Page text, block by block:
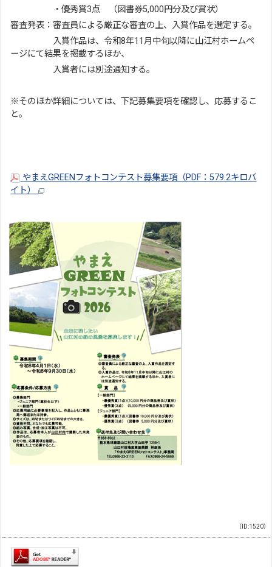
・優秀賞3点 （図書券5,000円分及び賞状）
審査発表：審査員による厳正な審査の上、入賞作品を選定する。
入賞作品は、令和8年11月中旬以降に山江村ホームペ
ージにて結果を掲載するほか、
入賞者には別途通知する。
※そのほか詳細については、下記募集要項を確認し、応募するこ
と。
やまえGREENフォトコンテスト募集要項（PDF：579.2キロバ
イト）
（ID:1520）